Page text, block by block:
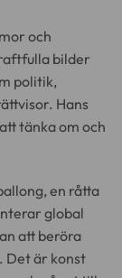
och
bilder
politik,
Hans
tänka om och
en råtta
global
att beröra
Det är konst